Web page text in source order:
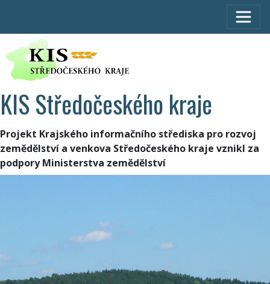
KIS Středočeského kraje
Projekt Krajského informačního střediska pro rozvoj
zemědělství a venkova Středočeského kraje vznikl za
podpory Ministerstva zemědělství